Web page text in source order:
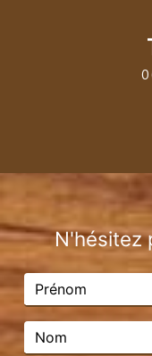
N'hésitez